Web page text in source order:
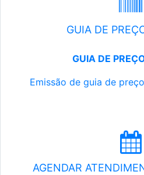
GUIA DE
GUIA DE
Emissão de guia de
AGENDAR